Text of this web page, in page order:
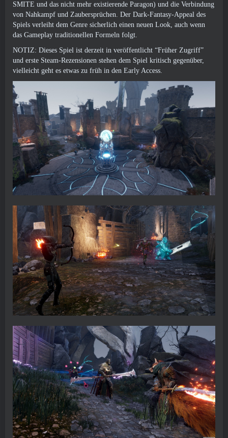
SMITE und das nicht mehr existierende Paragon) und die Verbindung
von Nahkampf und Zaubersprüchen. Der Dark-Fantasy-Appeal des
Spiels verleiht dem Genre sicherlich einen neuen Look, auch wenn
das Gameplay traditionellen Formeln folgt.
NOTIZ: Dieses Spiel ist derzeit in veröffentlicht “Früher Zugriff”
und erste Steam-Rezensionen stehen dem Spiel kritisch gegenüber,
vielleicht geht es etwas zu früh in den Early Access.